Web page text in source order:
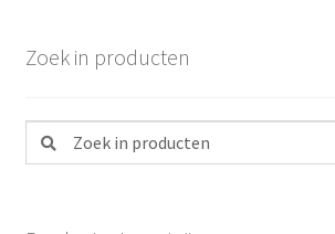
Zoek in producten